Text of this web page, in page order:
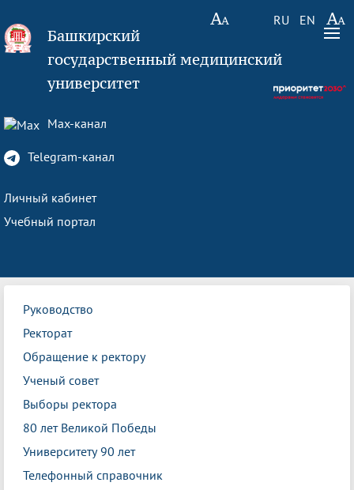
RU EN
Башкирский
государственный медицинский
университет
Max-канал
Telegram-канал
Личный кабинет
Учебный портал
Руководство
Ректорат
Обращение к ректору
Ученый совет
Выборы ректора
80 лет Великой Победы
Университету 90 лет
Телефонный справочник